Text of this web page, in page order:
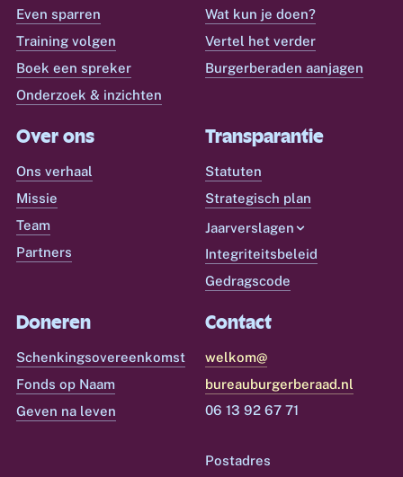
Even sparren
Training volgen
Boek een spreker
Onderzoek & inzichten
Wat kun je doen?
Vertel het verder
Burgerberaden aanjagen
Over ons
Ons verhaal
Missie
Team
Partners
Transparantie
Statuten
Strategisch plan
Jaarverslagen
Integriteitsbeleid
Gedragscode
Doneren
Schenkingsovereenkomst
Fonds op Naam
Geven na leven
Contact
welkom@
bureauburgerberaad.nl
06 13 92 67 71
Postadres